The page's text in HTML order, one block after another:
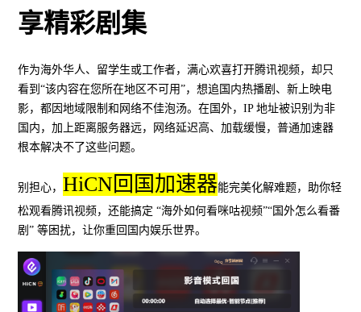
享精彩剧集
作为海外华人、留学生或工作者，满心欢喜打开腾讯视频，却只
看到“该内容在您所在地区不可用”，想追国内热播剧、新上映电
影，都因地域限制和网络不佳泡汤。在国外，IP 地址被识别为非
国内，加上距离服务器远，网络延迟高、加载缓慢，普通加速器
根本解决不了这些问题。
别担心， HiCN回国加速器能完美化解难题，助你轻
松观看腾讯视频，还能搞定 “海外如何看咪咕视频”“国外怎么看番
剧” 等困扰，让你重回国内娱乐世界。